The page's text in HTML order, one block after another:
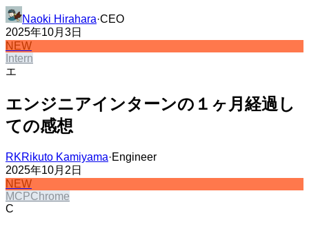
Naoki Hirahara​​​​‌ ‍ ​‍​‍‌‍ ‌ ​‍‌‍‍‌‌‍‌ ‌‍‍‌‌‍ ‍​‍​‍​ ‍‍​‍​‍‌ ​ ‌‍​‌‌‍ ‍‌‍‍‌‌ ‌​‌ ‍‌​‍ ‍‌‍‍‌‌‍ ​‍​‍​‍ ​​‍​‍‌‍‍​‌ ​‍‌‍‌‌‌‍‌‍​‍​‍​ ‍‍​‍​‍‌‍‍​‌ ‌​‌ ‌​‌ ​​​ ‍‍​‍ ​‍ ‌‍ ​‌‍ ‌‍​ ‌‍​‌‌‍ ​‌‍‍​‌‍ ‌ ​ ‌ ‌​​ ‍‍​ ​ ​ ​ ​ ​ ​ ​ ​‍ ‌‍‍‌‌‍ ‍‌ ‌​‌‍‌‌‌‍ ‍‌ ‌​​‍ ‌‍‌‌‌‍‌​‌‍‍‌‌ ‌​​‍ ‌‍ ‌‌‍ ‌‍‌​‌‍‌‌​ ‌‌ ​​‌ ​‍‌‍‌‌‌ ​ ‌‍‌‌‌‍ ‍‌ ‌​‌‍​‌‌ ‌​‌‍‍‌‌‍ ‌‍ ‍​ ‍ ‌‍‍‌‌‍‌​​ ‌​ ‍‌‌‍​‌​ ‌​‌‍​‍​ ‌‍​ ​‍‌‍‌​​ ​ ​‍ ‌​ ​‌‌‍​‍‌‍​‌​ ​ ​‍ ‌​ ‌​‌‍​‌‌‍‌‍‌‍‌‌​‍ ‌‌‍​‌​ ‍​​ ‍​​ ​‍​‍ ‌​ ‌‌​ ‌‌​ ‍‌‌‍‌​​ ‍‌‌‍​‌​ ‌​​ ‌ ‌‍​‍​ ​​‌‍​‌​ ‍‌​ ‍ ‌ ‌​‌ ‍‌‌ ​​‌‍‌‌​ ‌‌‍​‌‌ ‌‌‌ ‌​‌‍‍​‌‍ ‌ ​‍​ ‍ ‌ ​​‌‍​‌‌ ‌​‌‍‍​​ ‌‌‍ ‍‌‍​‌‌‍ ‌‌‍‌‌​ ‌‍​‍‌‍​‌‌ ​ ‌‍‌‌‌‌‌‌‌ ​‍‌‍ ​​ ‌‌‍‍​‌ ‌​‌ ‌​‌ ​​​‍‌‌​ ​ ‌​​‌​‍‌‌​ ​‍‌​‌‍​‍‌‌​ ​‍‌​‌‍‌‍ ​‌‍ ‌‍​ ‌‍​‌‌‍ ​‌‍‍​‌‍ ‌ ​ ‌ ‌​​‍‌‌​ ​ ‌​​‌​ ​ ​ ​ ​ ​ ​ ​ ​‍‌‍‌‍‍‌‌‍‌​​ ‌​ ‍‌‌‍​‌​ ‌​‌‍​‍​ ‌‍​ ​‍‌‍‌​​ ​ ​‍ ‌​ ​‌‌‍​‍‌‍​‌​ ​ ​‍ ‌​ ‌​‌‍​‌‌‍‌‍‌‍‌‌​‍ ‌‌‍​‌​ ‍​​ ‍​​ ​‍​‍ ‌​ ‌‌​ ‌‌​ ‍‌‌‍‌​​ ‍‌‌‍​‌​ ‌​​ ‌ ‌‍​‍​ ​​‌‍​‌​ ‍‌​‍‌‍‌ ‌​‌ ‍‌‌ ​​‌‍‌‌​ ‌‌‍​‌‌ ‌‌‌ ‌​‌‍‍​‌‍ ‌ ​‍​‍‌‍‌ ​​‌‍​‌‌ ‌​‌‍‍​​ ‌‌‍ ‍‌‍​‌‌‍ ‌‌‍‌‌​‍‌‍‌ ​​‌‍‌‌‌ ​‍‌ ​ ‌ ​​‌‍‌‌‌‍​ ‌ ‌​‌‍‍‌‌ ‌‍‌‍‌‌​ ‌‌ ​​‌ ‌‌‌‍​‍‌‍ ​‌‍‍‌‌ ​ ‌‍‍​‌‍‌‌‌‍‌​​‍​‍‌ ‌·CEO​​​​‌ ‍ ​‍​‍‌‍ ‌ ​‍‌‍‍‌‌‍‌ ‌‍‍‌‌‍ ‍​‍​‍​ ‍‍​‍​‍‌ ​ ‌‍​‌‌‍ ‍‌‍‍‌‌ ‌​‌ ‍‌​‍ ‍‌‍‍‌‌‍ ​‍​‍​‍ ​​‍​‍‌‍‍​‌ ​‍‌‍‌‌‌‍‌‍​‍​‍​ ‍‍​‍​‍‌‍‍​‌ ‌​‌ ‌​‌ ​​​ ‍‍​‍ ​‍ ‌‍ ​‌‍ ‌‍​ ‌‍​‌‌‍ ​‌‍‍​‌‍ ‌ ​ ‌ ‌​​ ‍‍​ ​ ​ ​ ​ ​ ​ ​ ​‍ ‌‍‍‌‌‍ ‍‌ ‌​‌‍‌‌‌‍ ‍‌ ‌​​‍ ‌‍‌‌‌‍‌​‌‍‍‌‌ ‌​​‍ ‌‍ ‌‌‍ ‌‍‌​‌‍‌‌​ ‌‌ ​​‌ ​‍‌‍‌‌‌ ​ ‌‍‌‌‌‍ ‍‌ ‌​‌‍​‌‌ ‌​‌‍‍‌‌‍ ‌‍ ‍​ ‍ ‌‍‍‌‌‍‌​​ ‌​ ‍‌‌‍​‌​ ‌​‌‍​‍​ ‌‍​ ​‍‌‍‌​​ ​ ​‍ ‌​ ​‌‌‍​‍‌‍​‌​ ​ ​‍ ‌​ ‌​‌‍​‌‌‍‌‍‌‍‌‌​‍ ‌‌‍​‌​ ‍​​ ‍​​ ​‍​‍ ‌​ ‌‌​ ‌‌​ ‍‌‌‍‌​​ ‍‌‌‍​‌​ ‌​​ ‌ ‌‍​‍​ ​​‌‍​‌​ ‍‌​ ‍ ‌ ‌​‌ ‍‌‌ ​​‌‍‌‌​ ‌‌‍​‌‌ ‌‌‌ ‌​‌‍‍​‌‍ ‌ ​‍​ ‍ ‌ ​​‌‍​‌‌ ‌​‌‍‍​​ ‌‌ ​​‌‍ ‌ ​ ‌‍‍‌‌ ‌​‌‍‍‌‌‍ ‌‍ ‍​ ‌‍​‍‌‍​‌‌ ​ ‌‍‌‌‌‌‌‌‌ ​‍‌‍ ​​ ‌‌‍‍​‌ ‌​‌ ‌​‌ ​​​‍‌‌​ ​ ‌​​‌​‍‌‌​ ​‍‌​‌‍​‍‌‌​ ​‍‌​‌‍‌‍ ​‌‍ ‌‍​ ‌‍​‌‌‍ ​‌‍‍​‌‍ ‌ ​ ‌ ‌​​‍‌‌​ ​ ‌​​‌​ ​ ​ ​ ​ ​ ​ ​ ​‍‌‍‌‍‍‌‌‍‌​​ ‌​ ‍‌‌‍​‌​ ‌​‌‍​‍​ ‌‍​ ​‍‌‍‌​​ ​ ​‍ ‌​ ​‌‌‍​‍‌‍​‌​ ​ ​‍ ‌​ ‌​‌‍​‌‌‍‌‍‌‍‌‌​‍ ‌‌‍​‌​ ‍​​ ‍​​ ​‍​‍ ‌​ ‌‌​ ‌‌​ ‍‌‌‍‌​​ ‍‌‌‍​‌​ ‌​​ ‌ ‌‍​‍​ ​​‌‍​‌​ ‍‌​‍‌‍‌ ‌​‌ ‍‌‌ ​​‌‍‌‌​ ‌‌‍​‌‌ ‌‌‌ ‌​‌‍‍​‌‍ ‌ ​‍​‍‌‍‌ ​​‌‍​‌‌ ‌​‌‍‍​​ ‌‌ ​​‌‍ ‌ ​ ‌‍‍‌‌ ‌​‌‍‍‌‌‍ ‌‍ ‍​‍‌‍‌ ​​‌‍‌‌‌ ​‍‌ ​ ‌ ​​‌‍‌‌‌‍​ ‌ ‌​‌‍‍‌‌ ‌‍‌‍‌‌​ ‌‌ ​​‌ ‌‌‌‍​‍‌‍ ​‌‍‍‌‌ ​ ‌‍‍​‌‍‌‌‌‍‌​​‍​‍‌ ‌
2025年10月3日
NEW
Intern​​​​‌ ‍ ​‍​‍‌‍ ‌ ​‍‌‍‍‌‌‍‌ ‌‍‍‌‌‍ ‍​‍​‍​ ‍‍​‍​‍‌ ​ ‌‍​‌‌‍ ‍‌‍‍‌‌ ‌​‌ ‍‌​‍ ‍‌‍‍‌‌‍ ​‍​‍​‍ ​​‍​‍‌‍‍​‌ ​‍‌‍‌‌‌‍‌‍​‍​‍​ ‍‍​‍​‍‌‍‍​‌ ‌​‌ ‌​‌ ​​​ ‍‍​‍ ​‍ ‌‍ ​‌‍ ‌‍​ ‌‍​‌‌‍ ​‌‍‍​‌‍ ‌ ​ ‌ ‌​​ ‍‍​ ​ ​ ​ ​ ​ ​ ​ ​‍ ‌‍‍‌‌‍ ‍‌ ‌​‌‍‌‌‌‍ ‍‌ ‌​​‍ ‌‍‌‌‌‍‌​‌‍‍‌‌ ‌​​‍ ‌‍ ‌‌‍ ‌‍‌​‌‍‌‌​ ‌‌ ​​‌ ​‍‌‍‌‌‌ ​ ‌‍‌‌‌‍ ‍‌ ‌​‌‍​‌‌ ‌​‌‍‍‌‌‍ ‌‍ ‍​ ‍ ‌‍‍‌‌‍‌​​ ‌‌‍​‍​ ‌‌​ ‌‍​ ‌​​ ​‍​ ‌​‌‍‌​​ ​​​‍ ‌‌‍​ ​ ​ ‌‍‌‌​ ‌ ​‍ ‌​ ‌​​ ​‌​ ​‌‌‍​‌​‍ ‌‌‍​‌​ ‌ ​ ​ ​ ‌‍​‍ ‌​ ​ ​ ‍‌‌‍​‌​ ​‍​ ​ ‌‍​‍​ ​ ‌‍‌‌​ ‌‍‌‍​‌​ ​‍​ ‌‍​ ‍ ‌ ‌​‌ ‍‌‌ ​​‌‍‌‌​ ‌‌ ‌​‌‍​‌‌‍‌ ​ ‍ ‌ ​​‌‍​‌‌ ‌​‌‍‍​​ ‌‌ ‌​‌‍‍‌‌ ‌​‌‍ ​‌‍‌‌​ ‌‍​‍‌‍​‌‌ ​ ‌‍‌‌‌‌‌‌‌ ​‍‌‍ ​​ ‌‌‍‍​‌ ‌​‌ ‌​‌ ​​​‍‌‌​ ​ ‌​​‌​‍‌‌​ ​‍‌​‌‍​‍‌‌​ ​‍‌​‌‍‌‍ ​‌‍ ‌‍​ ‌‍​‌‌‍ ​‌‍‍​‌‍ ‌ ​ ‌ ‌​​‍‌‌​ ​ ‌​​‌​ ​ ​ ​ ​ ​ ​ ​ ​‍‌‍‌‍‍‌‌‍‌​​ ‌‌‍​‍​ ‌‌​ ‌‍​ ‌​​ ​‍​ ‌​‌‍‌​​ ​​​‍ ‌‌‍​ ​ ​ ‌‍‌‌​ ‌ ​‍ ‌​ ‌​​ ​‌​ ​‌‌‍​‌​‍ ‌‌‍​‌​ ‌ ​ ​ ​ ‌‍​‍ ‌​ ​ ​ ‍‌‌‍​‌​ ​‍​ ​ ‌‍​‍​ ​ ‌‍‌‌​ ‌‍‌‍​‌​ ​‍​ ‌‍​‍‌‍‌ ‌​‌ ‍‌‌ ​​‌‍‌‌​ ‌‌ ‌​‌‍​‌‌‍‌ ​‍‌‍‌ ​​‌‍​‌‌ ‌​‌‍‍​​ ‌‌ ‌​‌‍‍‌‌ ‌​‌‍ ​‌‍‌‌​‍‌‍‌ ​​‌‍‌‌‌ ​‍‌ ​ ‌ ​​‌‍‌‌‌‍​ ‌ ‌​‌‍‍‌‌ ‌‍‌‍‌‌​ ‌‌ ​​‌ ‌‌‌‍​‍‌‍ ​‌‍‍‌‌ ​ ‌‍‍​‌‍‌‌‌‍‌​​‍​‍‌ ‌
エ
エンジニアインターンの１ヶ月経過し
ての感想​​​​‌ ‍ ​‍​‍‌‍ ‌ ​‍‌‍‍‌‌‍‌ ‌‍‍‌‌‍ ‍​‍​‍​ ‍‍​‍​‍‌ ​ ‌‍​‌‌‍ ‍‌‍‍‌‌ ‌​‌ ‍‌​‍ ‍‌‍‍‌‌‍ ​‍​‍​‍ ​​‍​‍‌‍‍​‌ ​‍‌‍‌‌‌‍‌‍​‍​‍​ ‍‍​‍​‍‌‍‍​‌ ‌​‌ ‌​‌ ​​​ ‍‍​‍ ​‍ ‌‍ ​‌‍ ‌‍​ ‌‍​‌‌‍ ​‌‍‍​‌‍ ‌ ​ ‌ ‌​​ ‍‍​ ​ ​ ​ ​ ​ ​ ​ ​‍ ‌‍‍‌‌‍ ‍‌ ‌​‌‍‌‌‌‍ ‍‌ ‌​​‍ ‌‍‌‌‌‍‌​‌‍‍‌‌ ‌​​‍ ‌‍ ‌‌‍ ‌‍‌​‌‍‌‌​ ‌‌ ​​‌ ​‍‌‍‌‌‌ ​ ‌‍‌‌‌‍ ‍‌ ‌​‌‍​‌‌ ‌​‌‍‍‌‌‍ ‌‍ ‍​ ‍ ‌‍‍‌‌‍‌​​ ‌​ ​ ​ ‌‍​ ‌‍​ ‌​​ ‌‍​ ‌​​ ‌‌​ ‌ ​‍ ‌​ ​‌​ ‍‌‌‍‌‍​ ‍‌​‍ ‌​ ‌​‌‍‌‍​ ‌‍‌‍​‌​‍ ‌‌‍​‌​ ‌‍​ ​‍​ ​​​‍ ‌​ ‌​‌‍​ ​ ​‌​ ‌‍​ ​ ‌‍‌​​ ​ ​ ​‍​ ‌​‌‍​‍​ ‌​​ ​‍​ ‍ ‌ ‌​‌ ‍‌‌ ​​‌‍‌‌​ ‌‌‍​‌‌ ​‍‌ ‌​‌‍‍‌‌‍​ ‌‍ ​‌‍‌‌​ ‍ ‌ ​​‌‍​‌‌ ‌​‌‍‍​​ ‌‌ ‌​‌‍‍‌‌ ‌​‌‍ ​‌‍‌‌​ ‌‍​‍‌‍​‌‌ ​ ‌‍‌‌‌‌‌‌‌ ​‍‌‍ ​​ ‌‌‍‍​‌ ‌​‌ ‌​‌ ​​​‍‌‌​ ​ ‌​​‌​‍‌‌​ ​‍‌​‌‍​‍‌‌​ ​‍‌​‌‍‌‍ ​‌‍ ‌‍​ ‌‍​‌‌‍ ​‌‍‍​‌‍ ‌ ​ ‌ ‌​​‍‌‌​ ​ ‌​​‌​ ​ ​ ​ ​ ​ ​ ​ ​‍‌‍‌‍‍‌‌‍‌​​ ‌​ ​ ​ ‌‍​ ‌‍​ ‌​​ ‌‍​ ‌​​ ‌‌​ ‌ ​‍ ‌​ ​‌​ ‍‌‌‍‌‍​ ‍‌​‍ ‌​ ‌​‌‍‌‍​ ‌‍‌‍​‌​‍ ‌‌‍​‌​ ‌‍​ ​‍​ ​​​‍ ‌​ ‌​‌‍​ ​ ​‌​ ‌‍​ ​ ‌‍‌​​ ​ ​ ​‍​ ‌​‌‍​‍​ ‌​​ ​‍​‍‌‍‌ ‌​‌ ‍‌‌ ​​‌‍‌‌​ ‌‌‍​‌‌ ​‍‌ ‌​‌‍‍‌‌‍​ ‌‍ ​‌‍‌‌​‍‌‍‌ ​​‌‍​‌‌ ‌​‌‍‍​​ ‌‌ ‌​‌‍‍‌‌ ‌​‌‍ ​‌‍‌‌​‍‌‍‌ ​​‌‍‌‌‌ ​‍‌ ​ ‌ ​​‌‍‌‌‌‍​ ‌ ‌​‌‍‍‌‌ ‌‍‌‍‌‌​ ‌‌ ​​‌ ‌‌‌‍​‍‌‍ ​‌‍‍‌‌ ​ ‌‍‍​‌‍‌‌‌‍‌​​‍​‍‌ ‌
RKRikuto Kamiyama​​​​‌ ‍ ​‍​‍‌‍ ‌ ​‍‌‍‍‌‌‍‌ ‌‍‍‌‌‍ ‍​‍​‍​ ‍‍​‍​‍‌ ​ ‌‍​‌‌‍ ‍‌‍‍‌‌ ‌​‌ ‍‌​‍ ‍‌‍‍‌‌‍ ​‍​‍​‍ ​​‍​‍‌‍‍​‌ ​‍‌‍‌‌‌‍‌‍​‍​‍​ ‍‍​‍​‍‌‍‍​‌ ‌​‌ ‌​‌ ​​​ ‍‍​‍ ​‍ ‌‍ ​‌‍ ‌‍​ ‌‍​‌‌‍ ​‌‍‍​‌‍ ‌ ​ ‌ ‌​​ ‍‍​ ​ ​ ​ ​ ​ ​ ​ ​‍ ‌‍‍‌‌‍ ‍‌ ‌​‌‍‌‌‌‍ ‍‌ ‌​​‍ ‌‍‌‌‌‍‌​‌‍‍‌‌ ‌​​‍ ‌‍ ‌‌‍ ‌‍‌​‌‍‌‌​ ‌‌ ​​‌ ​‍‌‍‌‌‌ ​ ‌‍‌‌‌‍ ‍‌ ‌​‌‍​‌‌ ‌​‌‍‍‌‌‍ ‌‍ ‍​ ‍ ‌‍‍‌‌‍‌​​ ‌​ ‌ ​ ​​​ ​ ‌‍‌​​ ‌‍​ ​ ​ ​​‌‍​‍​‍ ‌‌‍​‍​ ‌‍‌‍‌‌‌‍‌​​‍ ‌​ ‌​​ ‌‌​ ​ ‌‍​‍​‍ ‌‌‍​‌‌‍‌‍​ ‌ ​ ‍​​‍ ‌‌‍​‌‌‍‌‌​ ​‌‌‍​‍​ ‌ ​ ​ ​ ‍​​ ‌‍​ ‍‌‌‍​‍​ ‍​​ ​​​ ‍ ‌ ‌​‌ ‍‌‌ ​​‌‍‌‌​ ‌‌‍​‌‌ ‌‌‌ ‌​‌‍‍​‌‍ ‌ ​‍​ ‍ ‌ ​​‌‍​‌‌ ‌​‌‍‍​​ ‌‌‍ ‍‌‍​‌‌‍ ‌‌‍‌‌​ ‌‍​‍‌‍​‌‌ ​ ‌‍‌‌‌‌‌‌‌ ​‍‌‍ ​​ ‌‌‍‍​‌ ‌​‌ ‌​‌ ​​​‍‌‌​ ​ ‌​​‌​‍‌‌​ ​‍‌​‌‍​‍‌‌​ ​‍‌​‌‍‌‍ ​‌‍ ‌‍​ ‌‍​‌‌‍ ​‌‍‍​‌‍ ‌ ​ ‌ ‌​​‍‌‌​ ​ ‌​​‌​ ​ ​ ​ ​ ​ ​ ​ ​‍‌‍‌‍‍‌‌‍‌​​ ‌​ ‌ ​ ​​​ ​ ‌‍‌​​ ‌‍​ ​ ​ ​​‌‍​‍​‍ ‌‌‍​‍​ ‌‍‌‍‌‌‌‍‌​​‍ ‌​ ‌​​ ‌‌​ ​ ‌‍​‍​‍ ‌‌‍​‌‌‍‌‍​ ‌ ​ ‍​​‍ ‌‌‍​‌‌‍‌‌​ ​‌‌‍​‍​ ‌ ​ ​ ​ ‍​​ ‌‍​ ‍‌‌‍​‍​ ‍​​ ​​​‍‌‍‌ ‌​‌ ‍‌‌ ​​‌‍‌‌​ ‌‌‍​‌‌ ‌‌‌ ‌​‌‍‍​‌‍ ‌ ​‍​‍‌‍‌ ​​‌‍​‌‌ ‌​‌‍‍​​ ‌‌‍ ‍‌‍​‌‌‍ ‌‌‍‌‌​‍‌‍‌ ​​‌‍‌‌‌ ​‍‌ ​ ‌ ​​‌‍‌‌‌‍​ ‌ ‌​‌‍‍‌‌ ‌‍‌‍‌‌​ ‌‌ ​​‌ ‌‌‌‍​‍‌‍ ​‌‍‍‌‌ ​ ‌‍‍​‌‍‌‌‌‍‌​​‍​‍‌ ‌·Engineer​​​​‌ ‍ ​‍​‍‌‍ ‌ ​‍‌‍‍‌‌‍‌ ‌‍‍‌‌‍ ‍​‍​‍​ ‍‍​‍​‍‌ ​ ‌‍​‌‌‍ ‍‌‍‍‌‌ ‌​‌ ‍‌​‍ ‍‌‍‍‌‌‍ ​‍​‍​‍ ​​‍​‍‌‍‍​‌ ​‍‌‍‌‌‌‍‌‍​‍​‍​ ‍‍​‍​‍‌‍‍​‌ ‌​‌ ‌​‌ ​​​ ‍‍​‍ ​‍ ‌‍ ​‌‍ ‌‍​ ‌‍​‌‌‍ ​‌‍‍​‌‍ ‌ ​ ‌ ‌​​ ‍‍​ ​ ​ ​ ​ ​ ​ ​ ​‍ ‌‍‍‌‌‍ ‍‌ ‌​‌‍‌‌‌‍ ‍‌ ‌​​‍ ‌‍‌‌‌‍‌​‌‍‍‌‌ ‌​​‍ ‌‍ ‌‌‍ ‌‍‌​‌‍‌‌​ ‌‌ ​​‌ ​‍‌‍‌‌‌ ​ ‌‍‌‌‌‍ ‍‌ ‌​‌‍​‌‌ ‌​‌‍‍‌‌‍ ‌‍ ‍​ ‍ ‌‍‍‌‌‍‌​​ ‌​ ‌ ​ ​​​ ​ ‌‍‌​​ ‌‍​ ​ ​ ​​‌‍​‍​‍ ‌‌‍​‍​ ‌‍‌‍‌‌‌‍‌​​‍ ‌​ ‌​​ ‌‌​ ​ ‌‍​‍​‍ ‌‌‍​‌‌‍‌‍​ ‌ ​ ‍​​‍ ‌‌‍​‌‌‍‌‌​ ​‌‌‍​‍​ ‌ ​ ​ ​ ‍​​ ‌‍​ ‍‌‌‍​‍​ ‍​​ ​​​ ‍ ‌ ‌​‌ ‍‌‌ ​​‌‍‌‌​ ‌‌‍​‌‌ ‌‌‌ ‌​‌‍‍​‌‍ ‌ ​‍​ ‍ ‌ ​​‌‍​‌‌ ‌​‌‍‍​​ ‌‌ ​​‌‍ ‌ ​ ‌‍‍‌‌ ‌​‌‍‍‌‌‍ ‌‍ ‍​ ‌‍​‍‌‍​‌‌ ​ ‌‍‌‌‌‌‌‌‌ ​‍‌‍ ​​ ‌‌‍‍​‌ ‌​‌ ‌​‌ ​​​‍‌‌​ ​ ‌​​‌​‍‌‌​ ​‍‌​‌‍​‍‌‌​ ​‍‌​‌‍‌‍ ​‌‍ ‌‍​ ‌‍​‌‌‍ ​‌‍‍​‌‍ ‌ ​ ‌ ‌​​‍‌‌​ ​ ‌​​‌​ ​ ​ ​ ​ ​ ​ ​ ​‍‌‍‌‍‍‌‌‍‌​​ ‌​ ‌ ​ ​​​ ​ ‌‍‌​​ ‌‍​ ​ ​ ​​‌‍​‍​‍ ‌‌‍​‍​ ‌‍‌‍‌‌‌‍‌​​‍ ‌​ ‌​​ ‌‌​ ​ ‌‍​‍​‍ ‌‌‍​‌‌‍‌‍​ ‌ ​ ‍​​‍ ‌‌‍​‌‌‍‌‌​ ​‌‌‍​‍​ ‌ ​ ​ ​ ‍​​ ‌‍​ ‍‌‌‍​‍​ ‍​​ ​​​‍‌‍‌ ‌​‌ ‍‌‌ ​​‌‍‌‌​ ‌‌‍​‌‌ ‌‌‌ ‌​‌‍‍​‌‍ ‌ ​‍​‍‌‍‌ ​​‌‍​‌‌ ‌​‌‍‍​​ ‌‌ ​​‌‍ ‌ ​ ‌‍‍‌‌ ‌​‌‍‍‌‌‍ ‌‍ ‍​‍‌‍‌ ​​‌‍‌‌‌ ​‍‌ ​ ‌ ​​‌‍‌‌‌‍​ ‌ ‌​‌‍‍‌‌ ‌‍‌‍‌‌​ ‌‌ ​​‌ ‌‌‌‍​‍‌‍ ​‌‍‍‌‌ ​ ‌‍‍​‌‍‌‌‌‍‌​​‍​‍‌ ‌
2025年10月2日
NEW
MCP​​​​‌ ‍ ​‍​‍‌‍ ‌ ​‍‌‍‍‌‌‍‌ ‌‍‍‌‌‍ ‍​‍​‍​ ‍‍​‍​‍‌ ​ ‌‍​‌‌‍ ‍‌‍‍‌‌ ‌​‌ ‍‌​‍ ‍‌‍‍‌‌‍ ​‍​‍​‍ ​​‍​‍‌‍‍​‌ ​‍‌‍‌‌‌‍‌‍​‍​‍​ ‍‍​‍​‍‌‍‍​‌ ‌​‌ ‌​‌ ​​​ ‍‍​‍ ​‍ ‌‍ ​‌‍ ‌‍​ ‌‍​‌‌‍ ​‌‍‍​‌‍ ‌ ​ ‌ ‌​​ ‍‍​ ​ ​ ​ ​ ​ ​ ​ ​‍ ‌‍‍‌‌‍ ‍‌ ‌​‌‍‌‌‌‍ ‍‌ ‌​​‍ ‌‍‌‌‌‍‌​‌‍‍‌‌ ‌​​‍ ‌‍ ‌‌‍ ‌‍‌​‌‍‌‌​ ‌‌ ​​‌ ​‍‌‍‌‌‌ ​ ‌‍‌‌‌‍ ‍‌ ‌​‌‍​‌‌ ‌​‌‍‍‌‌‍ ‌‍ ‍​ ‍ ‌‍‍‌‌‍‌​​ ‌​ ​‍‌‍​ ​ ‌‌​ ‌‍‌‍‌‌​ ‌​​ ​ ​ ‌‌​‍ ‌​ ​​​ ‍​​ ‌ ​ ​ ​‍ ‌​ ‌​​ ​​​ ‌‌‌‍‌​​‍ ‌‌‍​‍‌‍‌‍​ ​‍​ ‌‌​‍ ‌‌‍‌‌‌‍​‌‌‍‌‌​ ‍‌‌‍‌‌​ ‌‌​ ​​‌‍​‍‌‍​‌‌‍​‌‌‍‌‌​ ‌ ​ ‍ ‌ ‌​‌ ‍‌‌ ​​‌‍‌‌​ ‌‌ ‌​‌‍​‌‌‍‌ ​ ‍ ‌ ​​‌‍​‌‌ ‌​‌‍‍​​ ‌‌ ‌​‌‍‍‌‌ ‌​‌‍ ​‌‍‌‌​ ‌‍​‍‌‍​‌‌ ​ ‌‍‌‌‌‌‌‌‌ ​‍‌‍ ​​ ‌‌‍‍​‌ ‌​‌ ‌​‌ ​​​‍‌‌​ ​ ‌​​‌​‍‌‌​ ​‍‌​‌‍​‍‌‌​ ​‍‌​‌‍‌‍ ​‌‍ ‌‍​ ‌‍​‌‌‍ ​‌‍‍​‌‍ ‌ ​ ‌ ‌​​‍‌‌​ ​ ‌​​‌​ ​ ​ ​ ​ ​ ​ ​ ​‍‌‍‌‍‍‌‌‍‌​​ ‌​ ​‍‌‍​ ​ ‌‌​ ‌‍‌‍‌‌​ ‌​​ ​ ​ ‌‌​‍ ‌​ ​​​ ‍​​ ‌ ​ ​ ​‍ ‌​ ‌​​ ​​​ ‌‌‌‍‌​​‍ ‌‌‍​‍‌‍‌‍​ ​‍​ ‌‌​‍ ‌‌‍‌‌‌‍​‌‌‍‌‌​ ‍‌‌‍‌‌​ ‌‌​ ​​‌‍​‍‌‍​‌‌‍​‌‌‍‌‌​ ‌ ​‍‌‍‌ ‌​‌ ‍‌‌ ​​‌‍‌‌​ ‌‌ ‌​‌‍​‌‌‍‌ ​‍‌‍‌ ​​‌‍​‌‌ ‌​‌‍‍​​ ‌‌ ‌​‌‍‍‌‌ ‌​‌‍ ​‌‍‌‌​‍‌‍‌ ​​‌‍‌‌‌ ​‍‌ ​ ‌ ​​‌‍‌‌‌‍​ ‌ ‌​‌‍‍‌‌ ‌‍‌‍‌‌​ ‌‌ ​​‌ ‌‌‌‍​‍‌‍ ​‌‍‍‌‌ ​ ‌‍‍​‌‍‌‌‌‍‌​​‍​‍‌ ‌Chrome​​​​‌ ‍ ​‍​‍‌‍ ‌ ​‍‌‍‍‌‌‍‌ ‌‍‍‌‌‍ ‍​‍​‍​ ‍‍​‍​‍‌ ​ ‌‍​‌‌‍ ‍‌‍‍‌‌ ‌​‌ ‍‌​‍ ‍‌‍‍‌‌‍ ​‍​‍​‍ ​​‍​‍‌‍‍​‌ ​‍‌‍‌‌‌‍‌‍​‍​‍​ ‍‍​‍​‍‌‍‍​‌ ‌​‌ ‌​‌ ​​​ ‍‍​‍ ​‍ ‌‍ ​‌‍ ‌‍​ ‌‍​‌‌‍ ​‌‍‍​‌‍ ‌ ​ ‌ ‌​​ ‍‍​ ​ ​ ​ ​ ​ ​ ​ ​‍ ‌‍‍‌‌‍ ‍‌ ‌​‌‍‌‌‌‍ ‍‌ ‌​​‍ ‌‍‌‌‌‍‌​‌‍‍‌‌ ‌​​‍ ‌‍ ‌‌‍ ‌‍‌​‌‍‌‌​ ‌‌ ​​‌ ​‍‌‍‌‌‌ ​ ‌‍‌‌‌‍ ‍‌ ‌​‌‍​‌‌ ‌​‌‍‍‌‌‍ ‌‍ ‍​ ‍ ‌‍‍‌‌‍‌​​ ‌​ ‌‍​ ‌‌‌‍​ ‌‍​‌‌‍‌‌‌‍‌​‌‍​ ​ ​‍​‍ ‌​ ‌​‌‍​ ‌‍‌‍​ ​‍​‍ ‌​ ‌​​ ‍‌​ ‌​​ ‌​​‍ ‌‌‍​‌​ ‌‍‌‍‌​​ ‌‌​‍ ‌‌‍‌‌​ ​​​ ​ ​ ‍‌​ ​‌‌‍‌‌‌‍‌​​ ​​​ ‍‌​ ‌‌​ ‍​​ ​‍​ ‍ ‌ ‌​‌ ‍‌‌ ​​‌‍‌‌​ ‌‌ ‌​‌‍​‌‌‍‌ ​ ‍ ‌ ​​‌‍​‌‌ ‌​‌‍‍​​ ‌‌ ‌​‌‍‍‌‌ ‌​‌‍ ​‌‍‌‌​ ‌‍​‍‌‍​‌‌ ​ ‌‍‌‌‌‌‌‌‌ ​‍‌‍ ​​ ‌‌‍‍​‌ ‌​‌ ‌​‌ ​​​‍‌‌​ ​ ‌​​‌​‍‌‌​ ​‍‌​‌‍​‍‌‌​ ​‍‌​‌‍‌‍ ​‌‍ ‌‍​ ‌‍​‌‌‍ ​‌‍‍​‌‍ ‌ ​ ‌ ‌​​‍‌‌​ ​ ‌​​‌​ ​ ​ ​ ​ ​ ​ ​ ​‍‌‍‌‍‍‌‌‍‌​​ ‌​ ‌‍​ ‌‌‌‍​ ‌‍​‌‌‍‌‌‌‍‌​‌‍​ ​ ​‍​‍ ‌​ ‌​‌‍​ ‌‍‌‍​ ​‍​‍ ‌​ ‌​​ ‍‌​ ‌​​ ‌​​‍ ‌‌‍​‌​ ‌‍‌‍‌​​ ‌‌​‍ ‌‌‍‌‌​ ​​​ ​ ​ ‍‌​ ​‌‌‍‌‌‌‍‌​​ ​​​ ‍‌​ ‌‌​ ‍​​ ​‍​‍‌‍‌ ‌​‌ ‍‌‌ ​​‌‍‌‌​ ‌‌ ‌​‌‍​‌‌‍‌ ​‍‌‍‌ ​​‌‍​‌‌ ‌​‌‍‍​​ ‌‌ ‌​‌‍‍‌‌ ‌​‌‍ ​‌‍‌‌​‍‌‍‌ ​​‌‍‌‌‌ ​‍‌ ​ ‌ ​​‌‍‌‌‌‍​ ‌ ‌​‌‍‍‌‌ ‌‍‌‍‌‌​ ‌‌ ​​‌ ‌‌‌‍​‍‌‍ ​‌‍‍‌‌ ​ ‌‍‍​‌‍‌‌‌‍‌​​‍​‍‌ ‌
C